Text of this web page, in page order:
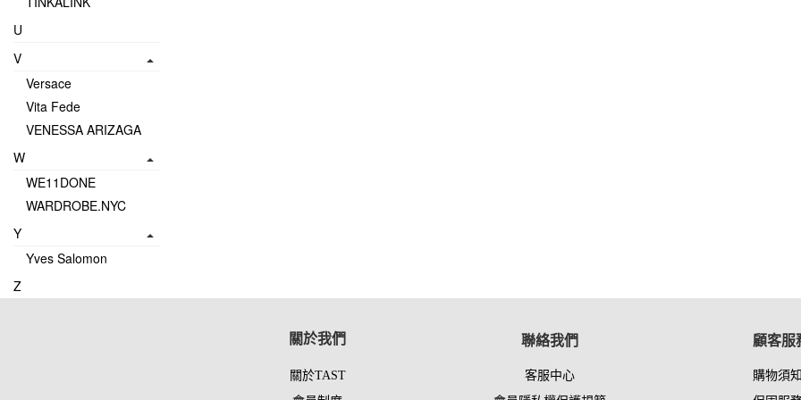
U
V
Versace
Vita Fede
VENESSA ARIZAGA
W
WE11DONE
WARDROBE.NYC
Y
Yves Salomon
Z
關於我們 聯絡我們 顧客服
關於TAST 客服中心
購物須